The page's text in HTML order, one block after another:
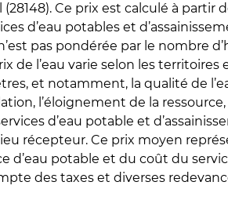
Ce prix est calculé à partir
d’eau potables et
pas pondérée par le nombre
de l’eau varie selon les territoires
et notamment, la qualité de
l’éloignement de la
d’eau potable et
récepteur. Ce prix moyen
d’eau potable et du coût du
des taxes et diverses